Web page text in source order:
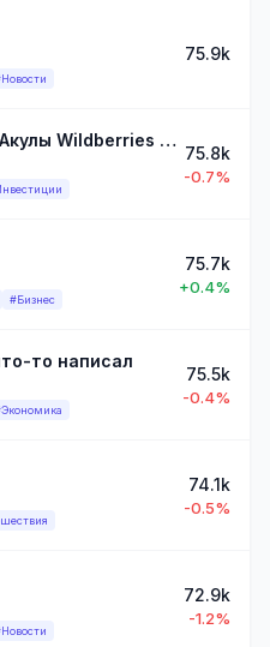
75.9k
Иван Куриленко (Акулы Wildberries и Ozon)
75.8k
-0.7%
#Бизнес
75.7k
+0.4%
то написал
75.5k
-0.4%
74.1k
-0.5%
72.9k
-1.2%